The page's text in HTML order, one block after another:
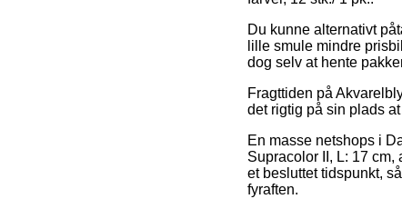
Du kunne alternativt
lille smule mindre
dog selv at hente
Fragttiden på
det rigtig på sin plads
En masse netshops i
Supracolor II, L: 17 cm,
et besluttet tidspunkt,
fyraften.